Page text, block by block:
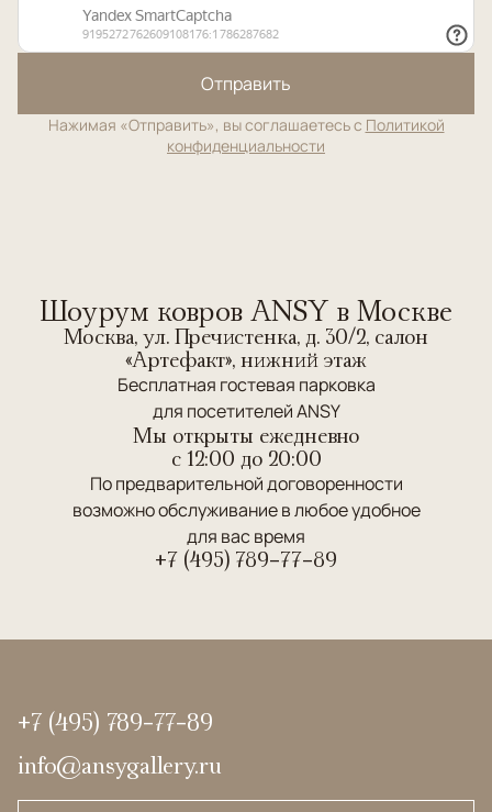
Отправить
Нажимая «Отправить», вы соглашаетесь с Политикой
конфиденциальности
Шоурум ковров ANSY в Москве
Москва, ул. Пречистенка, д. 30/2, салон
«Артефакт», нижний этаж
Бесплатная гостевая парковка
для посетителей ANSY
Мы открыты ежедневно
c 12:00 до 20:00
По предварительной договоренности
возможно обслуживание в любое удобное
для вас время
+7 (495) 789-77-89
+7 (495) 789-77-89
info@ansygallery.ru